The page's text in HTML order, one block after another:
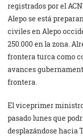
registrados por el
Alepo se está
civiles en Alepo
250.000 en la zona.
frontera turca como
avances
frontera.
El viceprimer
pasado lunes que
desplazándose hacia